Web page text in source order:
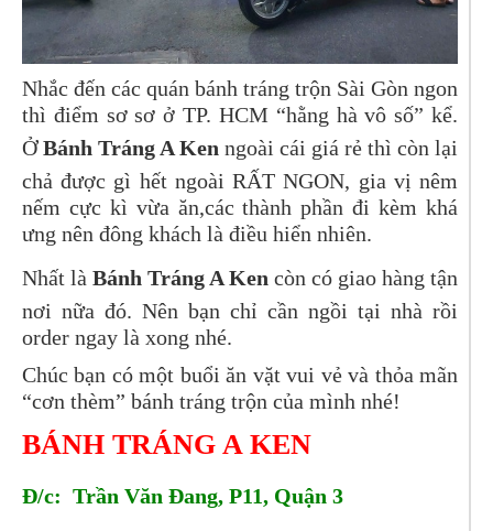
Nhắc đến các quán bánh tráng trộn Sài Gòn ngon
thì điểm sơ sơ ở TP. HCM “hằng hà vô số” kể.
ỞBánh Tráng A Ken ngoài cái giá rẻ thì còn lại
chả được gì hết ngoài RẤT NGON, gia vị nêm
nếm cực kì vừa ăn,các thành phần đi kèm khá
ưng nên đông khách là điều hiển nhiên.
Nhất là Bánh Tráng A Ken còn có giao hàng tận
nơi nữa đó. Nên bạn chỉ cần ngồi tại nhà rồi
order ngay là xong nhé.
Chúc bạn có một buổi ăn vặt vui vẻ và thỏa mãn
“cơn thèm” bánh tráng trộn của mình nhé!
BÁNH TRÁNG A KEN
Đ/c: Trần Văn Đang, P11, Quận 3